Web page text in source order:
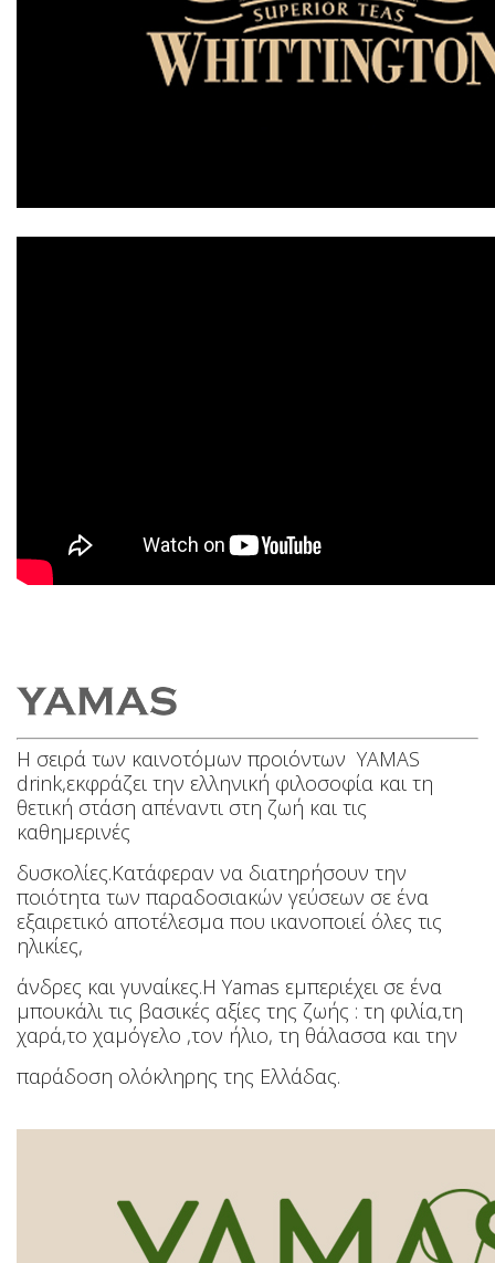
Η σειρά των καινοτόμων προιόντων YAMAS
drink,εκφράζει την ελληνική φιλοσοφία και τη
θετική στάση απέναντι στη ζωή και τις
καθημερινές
δυσκολίες.Κατάφεραν να διατηρήσουν την
ποιότητα των παραδοσιακών γεύσεων σε ένα
εξαιρετικό αποτέλεσμα που ικανοποιεί όλες τις
ηλικίες,
άνδρες και γυναίκες.Η Yamas εμπεριέχει σε ένα
μπουκάλι τις βασικές αξίες της ζωής : τη φιλία,τη
χαρά,το χαμόγελο ,τον ήλιο, τη θάλασσα και την
παράδοση ολόκληρης της Ελλάδας.